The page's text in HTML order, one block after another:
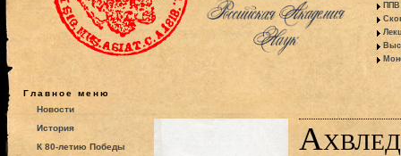
ППВ
Главное меню
Новости
История
К 80-летию Победы